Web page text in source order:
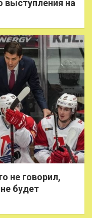
выступления на
не говорил,
будет